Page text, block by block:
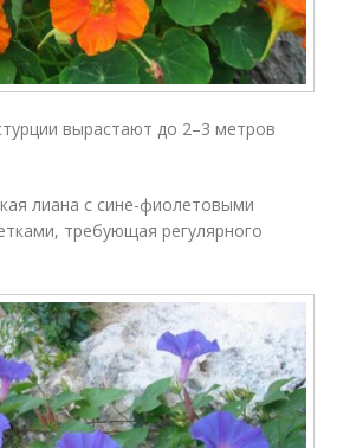
вырастают до 2–3 метров
лиана с сине-фиолетовыми
требующая регулярного